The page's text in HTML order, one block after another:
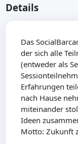
Details
Das
der sich alle
(entweder als
Erfahrungen
nach Hause
miteinander
Ideen
Motto: Zukunft